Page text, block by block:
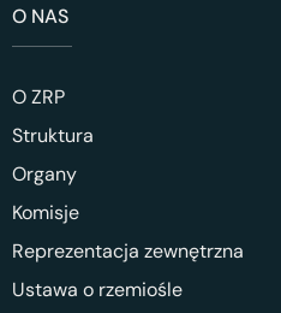
O NAS
O ZRP
Struktura
Organy
Komisje
Reprezentacja zewnętrzna
Ustawa o rzemiośle